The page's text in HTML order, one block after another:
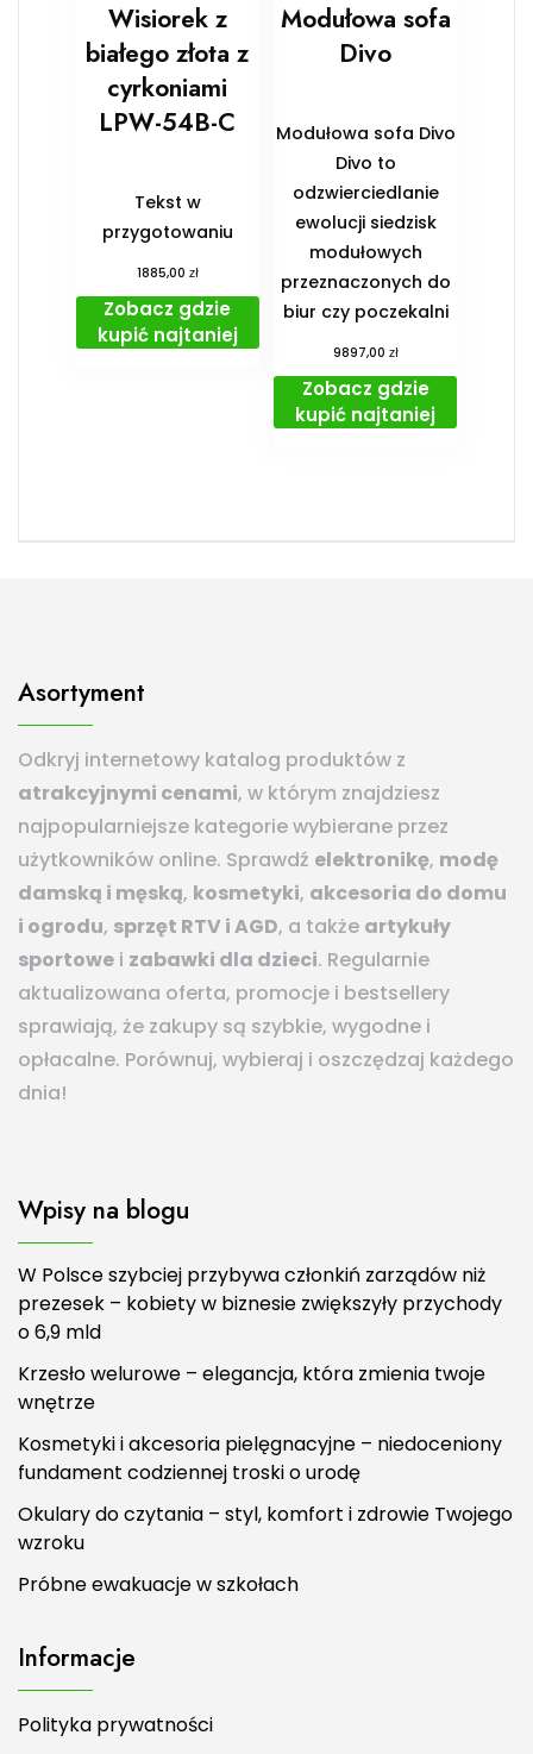
Wisiorek z
białego złota z
cyrkoniami
LPW-54B-C
Tekst w
przygotowaniu
1885,00 zł
Zobacz gdzie
kupić najtaniej
Modułowa sofa
Divo
Modułowa sofa Divo
Divo to
odzwierciedlanie
ewolucji siedzisk
modułowych
przeznaczonych do
biur czy poczekalni
9897,00 zł
Zobacz gdzie
kupić najtaniej
Asortyment
Odkryj internetowy katalog produktów z
atrakcyjnymi cenami, w którym znajdziesz
najpopularniejsze kategorie wybierane przez
użytkowników online. Sprawdź elektronikę, modę
damską i męską, kosmetyki, akcesoria do domu
i ogrodu, sprzęt RTV i AGD, a także artykuły
sportowe i zabawki dla dzieci. Regularnie
aktualizowana oferta, promocje i bestsellery
sprawiają, że zakupy są szybkie, wygodne i
opłacalne. Porównuj, wybieraj i oszczędzaj każdego
dnia!
Wpisy na blogu
W Polsce szybciej przybywa członkiń zarządów niż
prezesek – kobiety w biznesie zwiększyły przychody
o 6,9 mld
Krzesło welurowe – elegancja, która zmienia twoje
wnętrze
Kosmetyki i akcesoria pielęgnacyjne – niedoceniony
fundament codziennej troski o urodę
Okulary do czytania – styl, komfort i zdrowie Twojego
wzroku
Próbne ewakuacje w szkołach
Informacje
Polityka prywatności